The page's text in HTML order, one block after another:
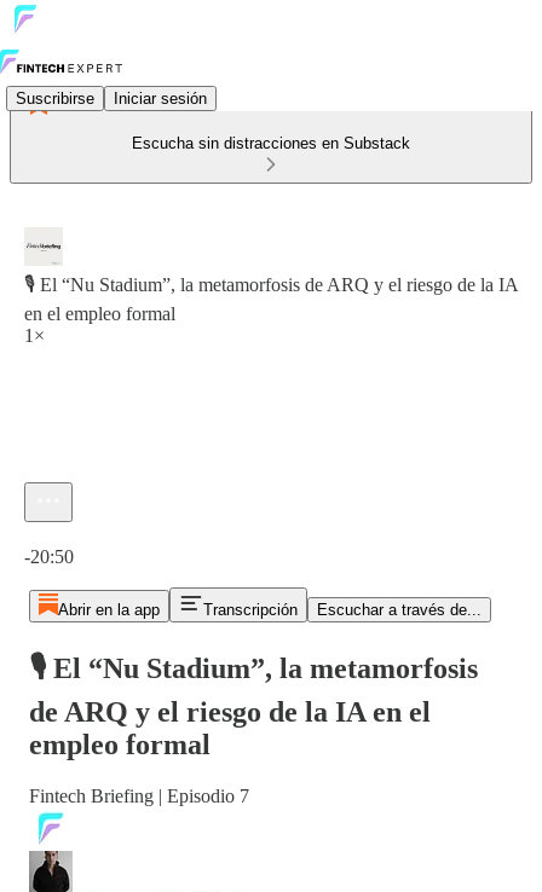
Suscribirse Iniciar sesión
Escucha sin distracciones en Substack
🎙️ El “Nu Stadium”, la metamorfosis de ARQ y el riesgo de la IA
en el empleo formal
1×
-20:50
Abrir en la app Transcripción Escuchar a través de...
🎙️ El “Nu Stadium”, la metamorfosis
de ARQ y el riesgo de la IA en el
empleo formal
Fintech Briefing | Episodio 7